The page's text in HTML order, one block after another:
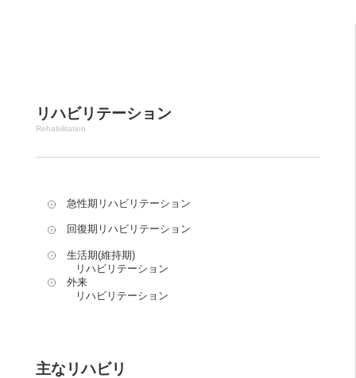
リハビリテーション
Rehabilitation
急性期リハビリテーション
回復期リハビリテーション
生活期(維持期)
リハビリテーション
外来
リハビリテーション
主なリハビリ